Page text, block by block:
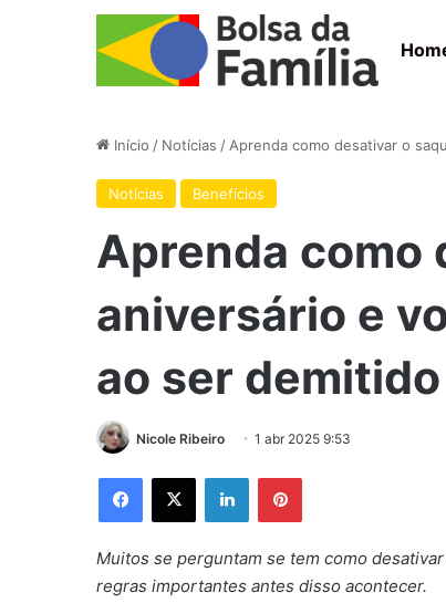
Início / Notícias / Aprenda como desativar o
Notícias Benefícios
Aprenda como
aniversário e
ao ser demitido
Nicole Ribeiro 1 abr 2025 9:53
Facebook
X LinkedinPinterest
Muitos se perguntam se tem como
regras importantes antes disso acontecer.